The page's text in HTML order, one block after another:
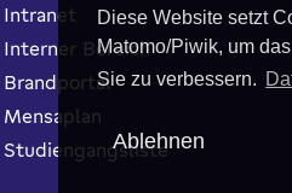
Diese Website setzt
Matomo/Piwik, um
Sie zu verbessern.
Ablehnen
Intranet
Interner Bereich
Brandportal
Mensaplan
Studiengangsliste